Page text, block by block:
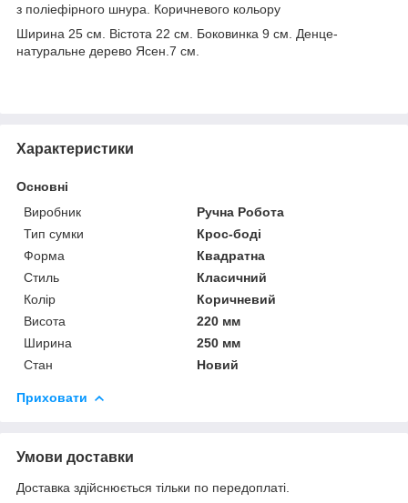
з поліефірного шнура. Коричневого кольору
Ширина 25 см. Вістота 22 см. Боковинка 9 см. Денце-
натуральне дерево Ясен.7 см.
Характеристики
Основні
Виробник
Ручна Робота
Тип сумки
Крос-боді
Форма
Квадратна
Стиль
Класичний
Колір
Коричневий
Висота
220 мм
Ширина
250 мм
Стан
Новий
Приховати
Умови доставки
Доставка здійснюється тільки по передоплаті.